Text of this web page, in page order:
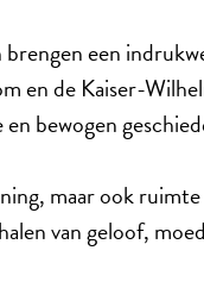
een
en de Kaiser-
bewogen
maar ook
van geloof,